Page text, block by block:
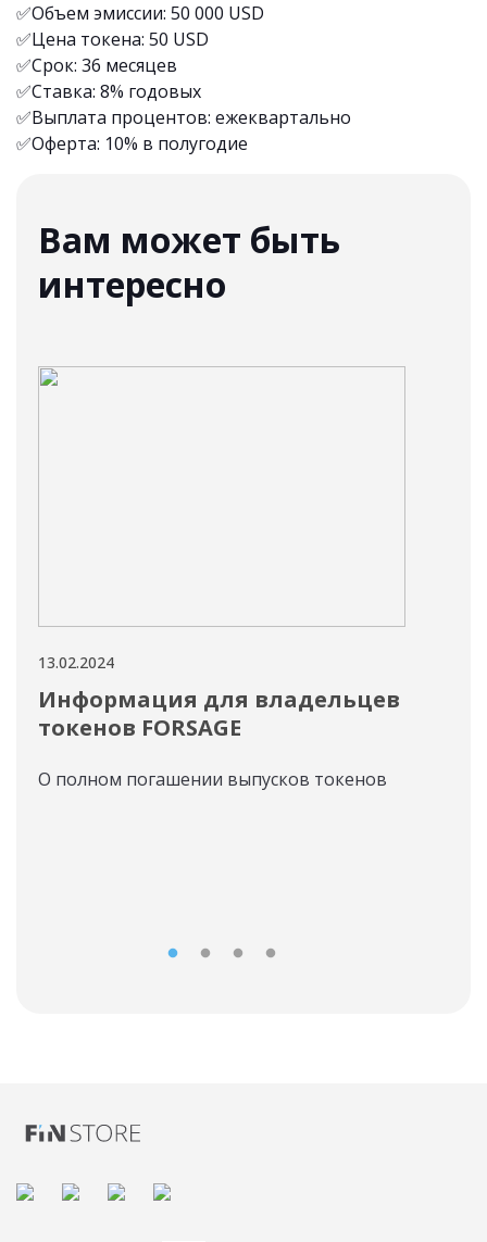
✅Объем эмиссии: 50 000 USD
✅Цена токена: 50 USD
✅Срок: 36 месяцев
✅Ставка: 8% годовых
✅Выплата процентов: ежеквартально
✅Оферта: 10% в полугодие
Вам может быть
интересно
13.02.2024
Информация для владельцев
токенов FORSAGE
О полном погашении выпусков токенов